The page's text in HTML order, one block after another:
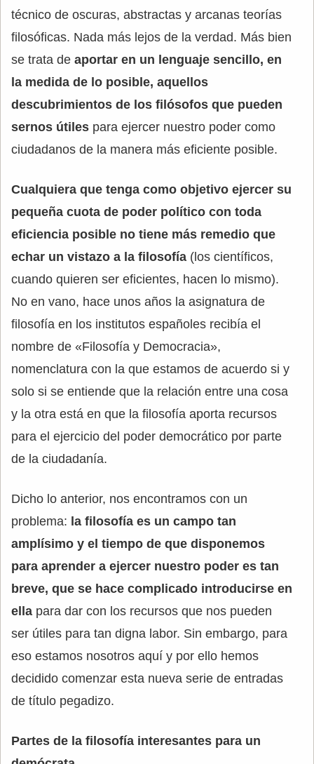
técnico de oscuras, abstractas y arcanas teorías
filosóficas. Nada más lejos de la verdad. Más bien
se trata de aportar en un lenguaje sencillo, en
la medida de lo posible, aquellos
descubrimientos de los filósofos que pueden
sernos útiles para ejercer nuestro poder como
ciudadanos de la manera más eficiente posible.
Cualquiera que tenga como objetivo ejercer su
pequeña cuota de poder político con toda
eficiencia posible no tiene más remedio que
echar un vistazo a la filosofía (los científicos,
cuando quieren ser eficientes, hacen lo mismo).
No en vano, hace unos años la asignatura de
filosofía en los institutos españoles recibía el
nombre de «Filosofía y Democracia»,
nomenclatura con la que estamos de acuerdo si y
solo si se entiende que la relación entre una cosa
y la otra está en que la filosofía aporta recursos
para el ejercicio del poder democrático por parte
de la ciudadanía.
Dicho lo anterior, nos encontramos con un
problema: la filosofía es un campo tan
amplísimo y el tiempo de que disponemos
para aprender a ejercer nuestro poder es tan
breve, que se hace complicado introducirse en
ella para dar con los recursos que nos pueden
ser útiles para tan digna labor. Sin embargo, para
eso estamos nosotros aquí y por ello hemos
decidido comenzar esta nueva serie de entradas
de título pegadizo.
Partes de la filosofía interesantes para un